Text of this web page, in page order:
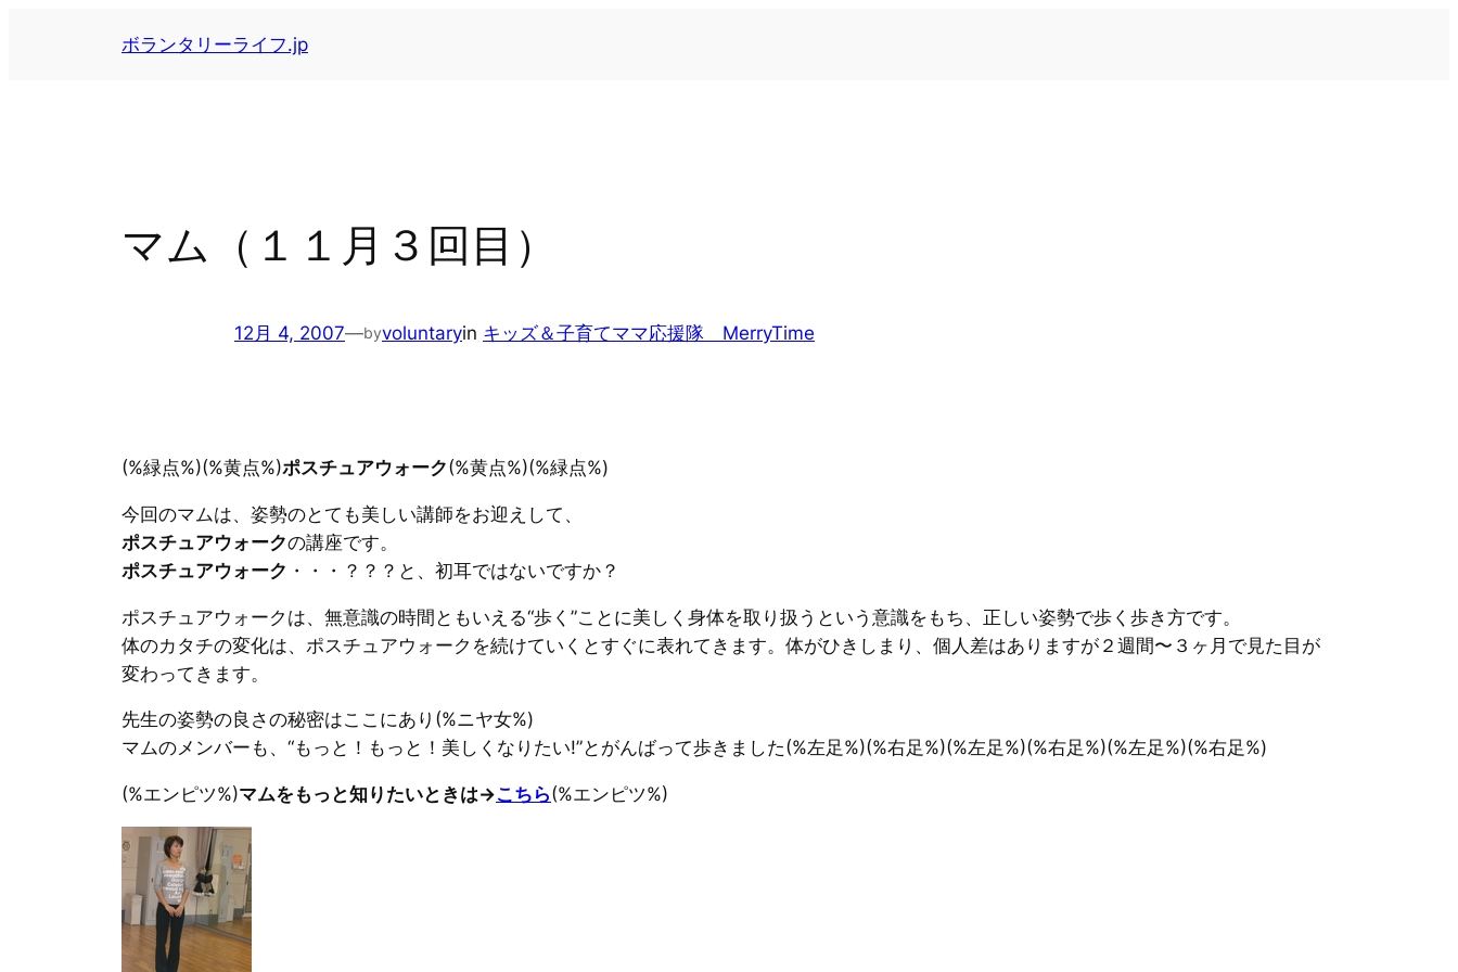
ボランタリーライフ.jp
マム（１１月３回目）
12月 4, 2007—byvoluntaryin キッズ＆子育てママ応援隊 MerryTime
(%緑点%)(%黄点%)ポスチュアウォーク(%黄点%)(%緑点%)
今回のマムは、姿勢のとても美しい講師をお迎えして、
ポスチュアウォークの講座です。
ポスチュアウォーク ・・・？？？と、初耳ではないですか？
ポスチュアウォークは、無意識の時間ともいえる“歩く”ことに美しく身体を取り扱うという意識をもち、正しい姿勢で歩く歩き方です。
体のカタチの変化は、ポスチュアウォークを続けていくとすぐに表れてきます。体がひきしまり、個人差はありますが２週間〜３ヶ月で見た目が
変わってきます。
先生の姿勢の良さの秘密はここにあり(%ニヤ女%)
マムのメンバーも、“もっと！もっと！美しくなりたい!”とがんばって歩きました(%左足%)(%右足%)(%左足%)(%右足%)(%左足%)(%右足%)
(%エンピツ%)マムをもっと知りたいときは→こちら(%エンピツ%)